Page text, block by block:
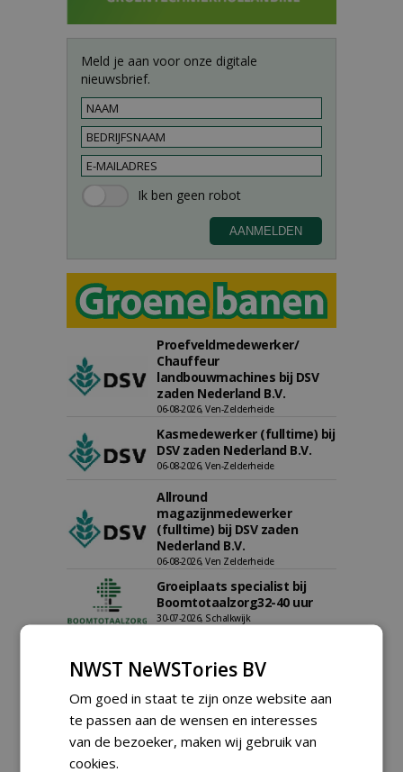
Meld je aan voor onze digitale
nieuwsbrief.
Proefveldmedewerker/
Chauffeur
landbouwmachines bij DSV
zaden Nederland B.V.
06-08-2026, Ven-Zelderheide
Kasmedewerker (fulltime) bij
DSV zaden Nederland B.V.
06-08-2026, Ven-Zelderheide
Allround
magazijnmedewerker
(fulltime) bij DSV zaden
Nederland B.V.
06-08-2026, Ven Zelderheide
Groeiplaats specialist bij
Boomtotaalzorg32-40 uur
30-07-2026, Schalkwijk
Boomtotaalzorg24-40 uur
Hoofdgreenkeeper (m/v)
Golfbaan KralingenOosthoek
groepRotterdam
NWST NeWSTories BV
Om goed in staat te zijn onze website aan
te passen aan de wensen en interesses
van de bezoeker, maken wij gebruik van
cookies.